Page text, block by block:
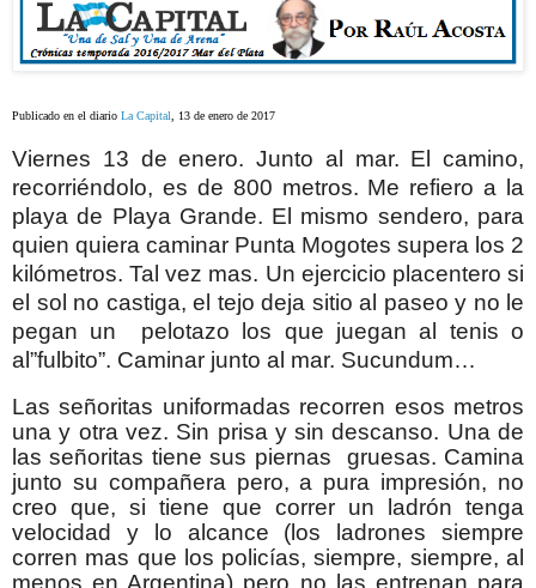
Publicado en el diario La Capital, 13 de enero de 2017
Viernes 13 de enero. Junto al mar. El camino,
recorriéndolo, es de 800 metros. Me refiero a la
playa de Playa Grande. El mismo sendero, para
quien quiera caminar Punta Mogotes supera los 2
kilómetros. Tal vez mas. Un ejercicio placentero si
el sol no castiga, el tejo deja sitio al paseo y no le
pegan un pelotazo los que juegan al tenis o
al”fulbito”. Caminar junto al mar. Sucundum…
Las señoritas uniformadas recorren esos metros
una y otra vez. Sin prisa y sin descanso. Una de
las señoritas tiene sus piernas gruesas. Camina
junto su compañera pero, a pura impresión, no
creo que, si tiene que correr un ladrón tenga
velocidad y lo alcance (los ladrones siempre
corren mas que los policías, siempre, siempre, al